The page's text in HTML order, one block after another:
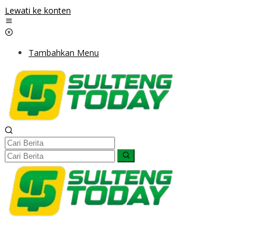
Lewati ke konten
Tambahkan Menu